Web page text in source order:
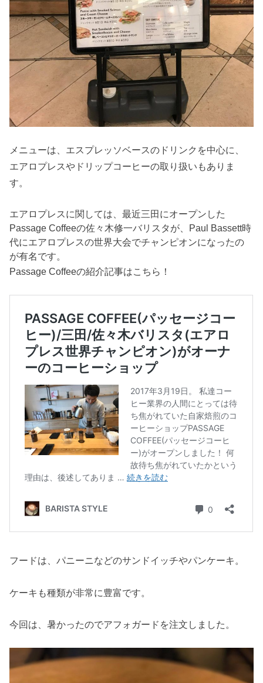
メニューは、エスプレッソベースのドリンクを中心に、
エアロプレスやドリップコーヒーの取り扱いもありま
す。
エアロプレスに関しては、最近三田にオープンした
Passage Coffeeの佐々木修一バリスタ が、Paul Bassett時
代に エアロプレスの世界大会でチャンピオンになったの
が有名です。
Passage Coffeeの紹介記事はこちら！
フードは、パニーニなどのサンドイッチやパンケーキ。
ケーキも種類が非常に豊富です。
今回は、暑かったのでアフォガード を注文しました。